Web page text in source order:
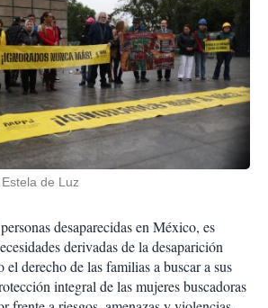
de Luz
desaparecidas en México, es
derivadas de la desaparición
el derecho de las familias a buscar a sus
integral de las mujeres buscadoras